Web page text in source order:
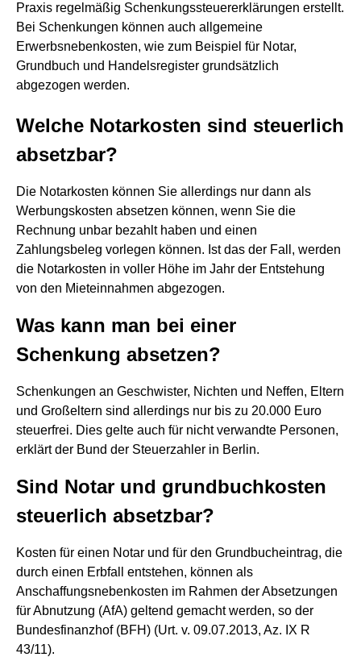
Praxis regelmäßig Schenkungssteuererklärungen erstellt.
Bei Schenkungen können auch allgemeine
Erwerbsnebenkosten, wie zum Beispiel für Notar,
Grundbuch und Handelsregister grundsätzlich
abgezogen werden.
Welche Notarkosten sind steuerlich
absetzbar?
Die Notarkosten können Sie allerdings nur dann als
Werbungskosten absetzen können, wenn Sie die
Rechnung unbar bezahlt haben und einen
Zahlungsbeleg vorlegen können. Ist das der Fall, werden
die Notarkosten in voller Höhe im Jahr der Entstehung
von den Mieteinnahmen abgezogen.
Was kann man bei einer
Schenkung absetzen?
Schenkungen an Geschwister, Nichten und Neffen, Eltern
und Großeltern sind allerdings nur bis zu 20.000 Euro
steuerfrei. Dies gelte auch für nicht verwandte Personen,
erklärt der Bund der Steuerzahler in Berlin.
Sind Notar und grundbuchkosten
steuerlich absetzbar?
Kosten für einen Notar und für den Grundbucheintrag, die
durch einen Erbfall entstehen, können als
Anschaffungsnebenkosten im Rahmen der Absetzungen
für Abnutzung (AfA) geltend gemacht werden, so der
Bundesfinanzhof (BFH) (Urt. v. 09.07.2013, Az. IX R
43/11).